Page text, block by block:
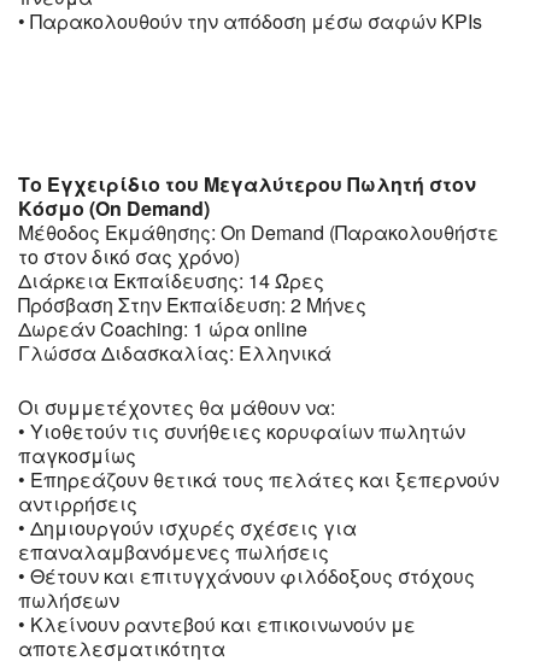
• Παρακολουθούν την απόδοση μέσω σαφών KPIs
Το Εγχειρίδιο του Μεγαλύτερου Πωλητή στον
Κόσμο (On Demand)
Μέθοδος Εκμάθησης: On Demand (Παρακολουθήστε
το στον δικό σας χρόνο)
Διάρκεια Εκπαίδευσης: 14 Ώρες
Πρόσβαση Στην Εκπαίδευση: 2 Μήνες
Δωρεάν Coaching: 1 ώρα online
Γλώσσα Διδασκαλίας: Ελληνικά
Οι συμμετέχοντες θα μάθουν να:
• Υιοθετούν τις συνήθειες κορυφαίων πωλητών
παγκοσμίως
• Επηρεάζουν θετικά τους πελάτες και ξεπερνούν
αντιρρήσεις
• Δημιουργούν ισχυρές σχέσεις για
επαναλαμβανόμενες πωλήσεις
• Θέτουν και επιτυγχάνουν φιλόδοξους στόχους
πωλήσεων
• Κλείνουν ραντεβού και επικοινωνούν με
αποτελεσματικότητα